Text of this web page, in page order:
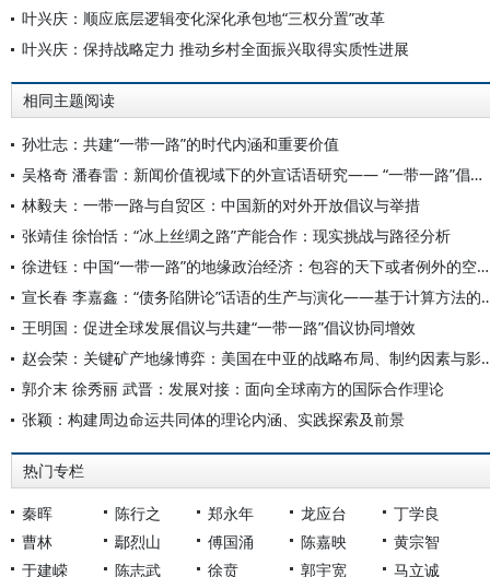
叶兴庆：顺应底层逻辑变化深化承包地“三权分置”改革
叶兴庆：保持战略定力 推动乡村全面振兴取得实质性进展
相同主题阅读
孙壮志：共建“一带一路”的时代内涵和重要价值
吴格奇 潘春雷：新闻价值视域下的外宣话语研究—— “一带一路”倡议十周年报道分析
林毅夫：一带一路与自贸区：中国新的对外开放倡议与举措
张靖佳 徐怡恬：“冰上丝绸之路”产能合作：现实挑战与路径分析
徐进钰：中国“一带一路”的地缘政治经济：包容的天下或者例外的空间？
宣长春 李嘉鑫：“债务陷阱论
王明国：促进全球发展倡议与共建“一带一路”倡议协同增效
赵会荣：关键矿产地缘博弈：
郭介末 徐秀丽 武晋：发展对接：面向全球南方的国际合作理论
张颖：构建周边命运共同体的理论内涵、实践探索及前景
热门专栏
秦晖 陈行之 郑永年 龙应台
丁学良
曹林
鄢烈山 傅国涌 陈嘉映
黄宗智
于建嵘
陈志武 徐贲 郭宇宽 马立诚